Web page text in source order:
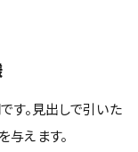
す。見出しで引いた
えます。